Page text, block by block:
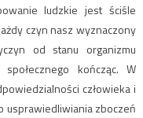
ludzkie jest ściśle
czyn nasz wyznaczony
od stanu organizmu
kończąc. W
człowieka i
usprawiedliwiania zboczeń